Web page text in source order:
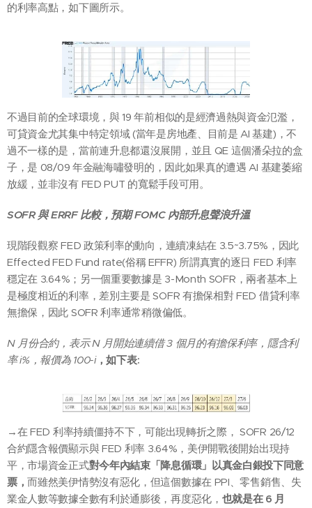
的利率高點，如下圖所示。
不過目前的全球環境，與 19 年前相似的是經濟過熱與資金氾濫，
可貸資金尤其集中特定領域 (當年是房地產、目前是 AI 基建)，不
過不一樣的是，當前連升息都還沒展開，並且 QE 這個潘朵拉的盒
子，是 08/09 年金融海嘯發明的，因此如果真的遭遇 AI 基建萎縮
放緩，並非沒有 FED PUT 的寬鬆手段可用。
SOFR與 ERRF 比較，預期 FOMC 內部升息聲浪升溫
現階段觀察 FED 政策利率的動向，連續凍結在 3.5~3.75%，因此
Effected FED Fund rate(俗稱 EFFR) 所謂真實的逐日 FED 利率
穩定在 3.64%；另一個重要數據是 3-Month SOFR，兩者基本上
是極度相近的利率，差別主要是 SOFR 有擔保相對 FED 借貸利率
無擔保，因此 SOFR 利率通常稍微偏低。
N月份合約，表示 N 月開始連續借 3 個月的有擔保利率，隱含利
率 i%，報價為 100-i，如下表:
→在 FED 利率持續僵持不下，可能出現轉折之際， SOFR 26/12
合約隱含報價顯示與 FED 利率 3.64%，美伊開戰後開始出現持
平，市場資金正式對今年內結束「降息循環」以真金白銀投下同意
票，而雖然美伊情勢沒有惡化，但這個數據在 PPI、零售銷售、失
業金人數等數據全數有利於通膨後，再度惡化， 也就是在 6 月